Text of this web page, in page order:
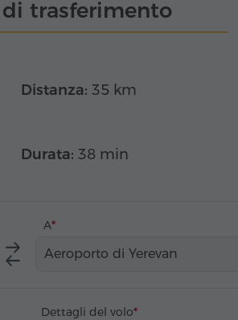
trasferimento
Distanza: 35 km
Durata: 38 min
A
Aeroporto di Yerevan
Dettagli del volo